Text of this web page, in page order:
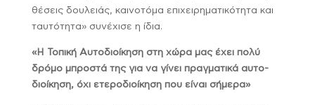
θέσεις δουλειάς, καινοτόμα επιχειρηματικότητα και
ταυτότητα» συνέχισε η ίδια.
«Η Τοπική Αυτοδιοίκηση στη χώρα μας έχει πολύ
δρόμο μπροστά της για να γίνει πραγματικά αυτο-
διοίκηση, όχι ετεροδιοίκηση που είναι σήμερα»